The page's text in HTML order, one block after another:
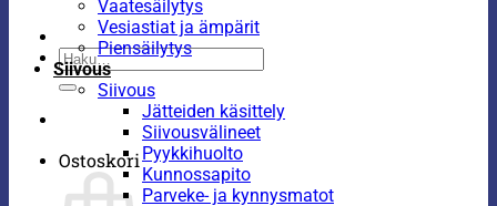
Etsi:
Ostoskori
Vaatesäilytys
Vesiastiat ja ämpärit
Piensäilytys
Siivous
Siivous
Jätteiden käsittely
Siivousvälineet
Pyykkihuolto
Kunnossapito
Parveke- ja kynnysmatot